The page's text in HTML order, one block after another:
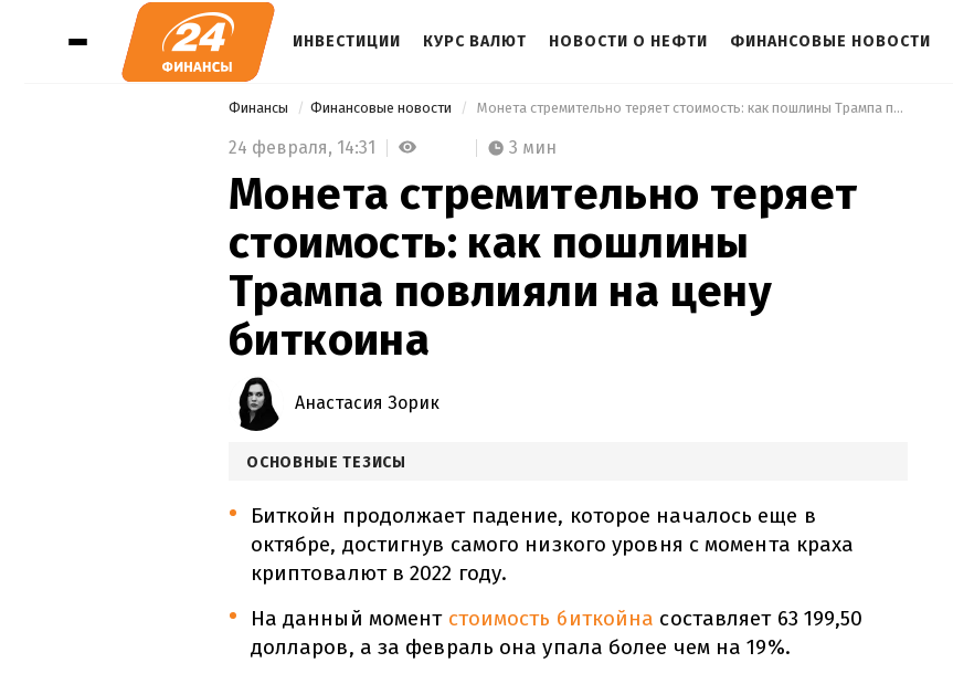
ИНВЕСТИЦИИ КУРС ВАЛЮТ НОВОСТИ О НЕФТИ ФИНАНСОВЫЕ НОВОСТИ
Финансы Финансовые новости Монета стремительно теряет стоимость: как пошлины Трампа повлияли на цену биткоина
24 февраля, 14:31 3 мин
Монета стремительно теряет
стоимость: как пошлины
Трампа повлияли на цену
биткоина
Анастасия Зорик
ОСНОВНЫЕ ТЕЗИСЫ
Биткойн продолжает падение, которое началось еще в
октябре, достигнув самого низкого уровня с момента краха
криптовалют в 2022 году.
На данный момент стоимость биткойна составляет 63 199,50
долларов, а за февраль она упала более чем на 19%.